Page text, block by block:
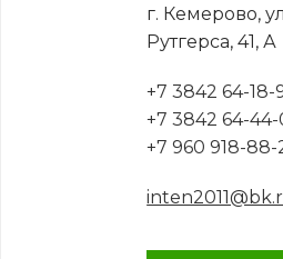
г. Кемерово,
Рутгерса, 41, А
+7 3842 64-18-
+7 3842 64-
+7 960 918-88-